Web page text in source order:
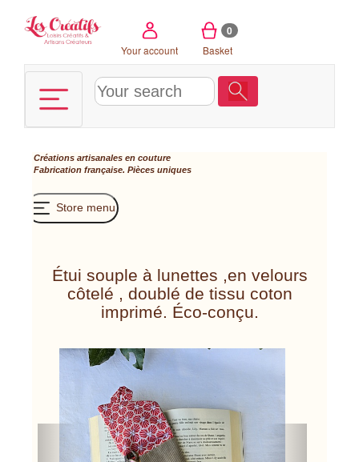
Your account
0
Basket
Créations artisanales en couture
Fabrication française. Pièces uniques
Store menu
Étui souple à lunettes ,en velours
côtelé , doublé de tissu coton
imprimé. Éco-conçu.
Previous